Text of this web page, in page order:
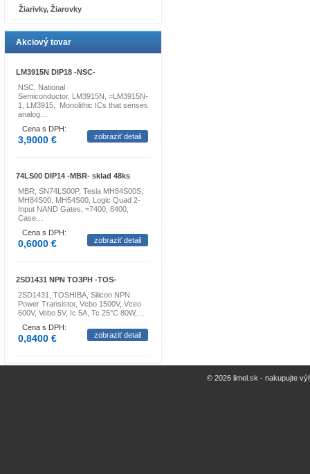
Žiarivky, Žiarovky
Akciový tovar
LM3915N DIP18 -NSC-
NSC, National
Semiconductor, LM3915N, =LM3915N-
1, LM3915, Monolithic ICs that senses
analog…
Cena s DPH:
3,9000 € zobraziť detail
74LS00 DIP14 -MBR- sklad 48ks
MBR, SN74LS00P, Tesla MH84S00S,
MH84S00, MH54S00, Logic Quad 2-
Input NAND Gates, =7400, 8400,
Case…
Cena s DPH:
0,6000 € zobraziť detail
2SD1431 NPN TO3PH -TOS-
2SD1431, TOSHIBA, Silicon NPN
Power Transistor, Vcbo 1500V, Vceo
600V, Vebo 5V, Ic 5A, Tc 25°C 80W,…
Cena s DPH:
0,8400 € zobraziť detail
© 2026 limel.sk - nakupujte